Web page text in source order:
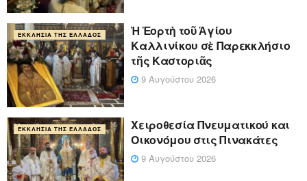
ΕΚΚΛΗΣΊΑ ΤΗΣ ΕΛΛΆΔΟΣ
Ἡ Ἑορτὴ τοῦ Ἁγίου
Καλλινίκου σὲ Παρεκκλήσιο
τῆς Καστοριᾶς
9 Αυγούστου 2026
ΕΚΚΛΗΣΊΑ ΤΗΣ ΕΛΛΆΔΟΣ
Χειροθεσία Πνευματικού και
Οικονόμου στις Πινακάτες
9 Αυγούστου 2026